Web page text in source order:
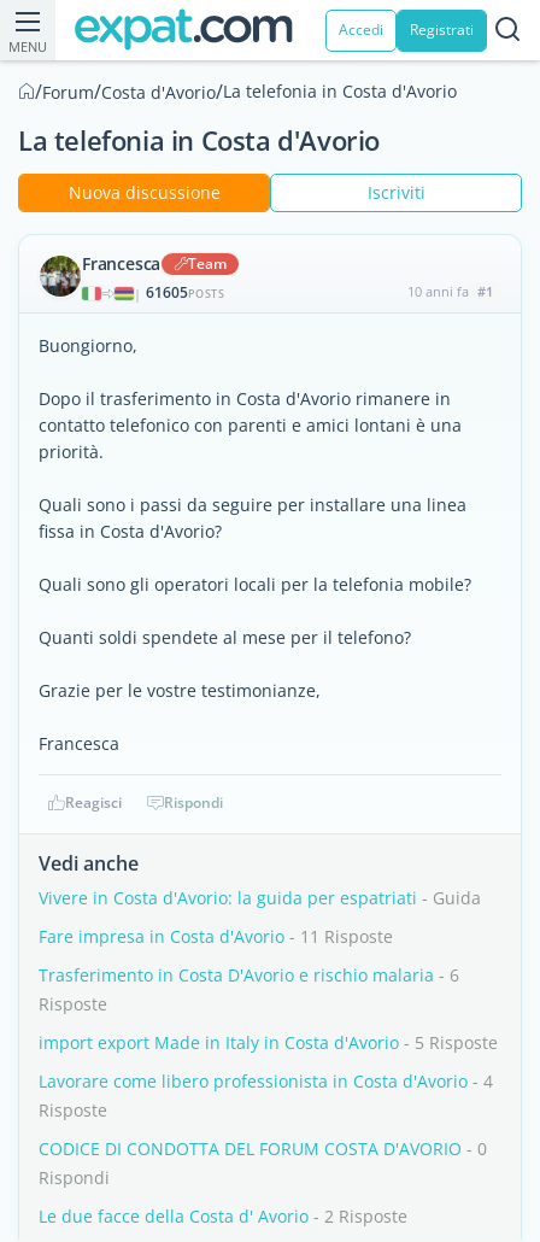
MENU
Accedi Registrati
/Forum/Costa d'Avorio/La telefonia in Costa d'Avorio
La telefonia in Costa d'Avorio
Nuova discussione Iscriviti
Francesca Team
| 61605POSTS 10 anni fa #1
Buongiorno,
Dopo il trasferimento in Costa d'Avorio rimanere in
contatto telefonico con parenti e amici lontani è una
priorità.
Quali sono i passi da seguire per installare una linea
fissa in Costa d'Avorio?
Quali sono gli operatori locali per la telefonia mobile?
Quanti soldi spendete al mese per il telefono?
Grazie per le vostre testimonianze,
Francesca
Reagisci Rispondi
Vedi anche
Vivere in Costa d'Avorio: la guida per espatriati - Guida
Fare impresa in Costa d'Avorio - 11 Risposte
Trasferimento in Costa D'Avorio e rischio malaria - 6
Risposte
import export Made in Italy in Costa d'Avorio - 5 Risposte
Lavorare come libero professionista in Costa d'Avorio - 4
Risposte
CODICE DI CONDOTTA DEL FORUM COSTA D'AVORIO - 0
Rispondi
Le due facce della Costa d' Avorio - 2 Risposte